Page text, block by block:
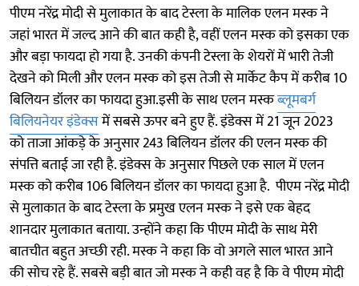
पीएम नरेंद्र मोदी से मुलाकात के बाद टेस्ला के मालिक एलन मस्क ने
जहां भारत में जल्द आने की बात कही है, वहीं एलन मस्क को इसका एक
और बड़ा फायदा हो गया है. उनकी कंपनी टेस्ला के शेयरों में भारी तेजी
देखने को मिली और एलन मस्क को इस तेजी से मार्केट कैप में करीब 10
बिलियन डॉलर का फायदा हुआ.इसी के साथ एलन मस्कब्लूमबर्ग
बिलियनेयर इंडेक्समें सबसे ऊपर बने हुए हैं. इंडेक्स में 21 जून 2023
को ताजा आंकड़े के अनुसार 243 बिलियन डॉलर की एलन मस्क की
संपत्ति बताई जा रही है. इंडेक्स के अनुसार पिछले एक साल में एलन
मस्क को करीब 106 बिलियन डॉलर का फायदा हुआ है. पीएम नरेंद्र मोदी
से मुलाकात के बाद टेस्ला के प्रमुख एलन मस्क ने इसे एक बेहद
शानदार मुलाकात बताया. उन्होंने कहा कि पीएम मोदी के साथ मेरी
बातचीत बहुत अच्छी रही. मस्क ने कहा कि वो अगले साल भारत आने
की सोच रहे हैं. सबसे बड़ी बात जो मस्क ने कही वह है कि वे पीएम मोदी